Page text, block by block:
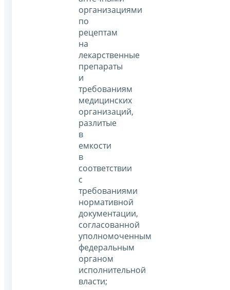
организациями
по
рецептам
на
лекарственные
препараты
и
требованиям
медицинских
организаций,
разлитые
в
емкости
в
соответствии
с
требованиями
нормативной
документации,
согласованной
уполномоченным
федеральным
органом
исполнительной
власти;